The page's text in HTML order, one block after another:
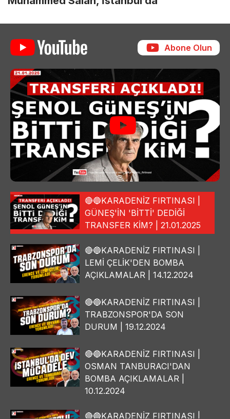
Abone Olun
🔴🔵KARADENİZ FIRTINASI |
GÜNEŞ'İN 'BİTTİ' DEDİĞİ
TRANSFER KİM? | 21.01.2025
🔴🔵KARADENİZ FIRTINASI |
LEMİ ÇELİK'DEN BOMBA
AÇIKLAMALAR | 14.12.2024
🔴🔵KARADENİZ FIRTINASI |
TRABZONSPOR'DA SON
DURUM | 19.12.2024
🔴🔵KARADENİZ FIRTINASI |
OSMAN TANBURACI'DAN
BOMBA AÇIKLAMALAR |
10.12.2024
🔴🔵KARADENİZ FIRTINASI |